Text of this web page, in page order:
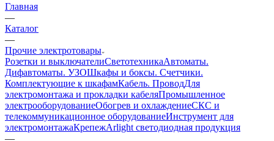
Главная
—
Каталог
—
Прочие электротовары
Розетки и выключателиСветотехникаАвтоматы.
Дифавтоматы. УЗОШкафы и боксы. Счетчики.
Комплектующие к шкафамКабель. ПроводДля
электромонтажа и прокладки кабеляПромышленное
электрооборудованиеОбогрев и охлаждениеСКС и
телекоммуникационное оборудованиеИнструмент для
электромонтажаКрепежArlight светодиодная продукция
—